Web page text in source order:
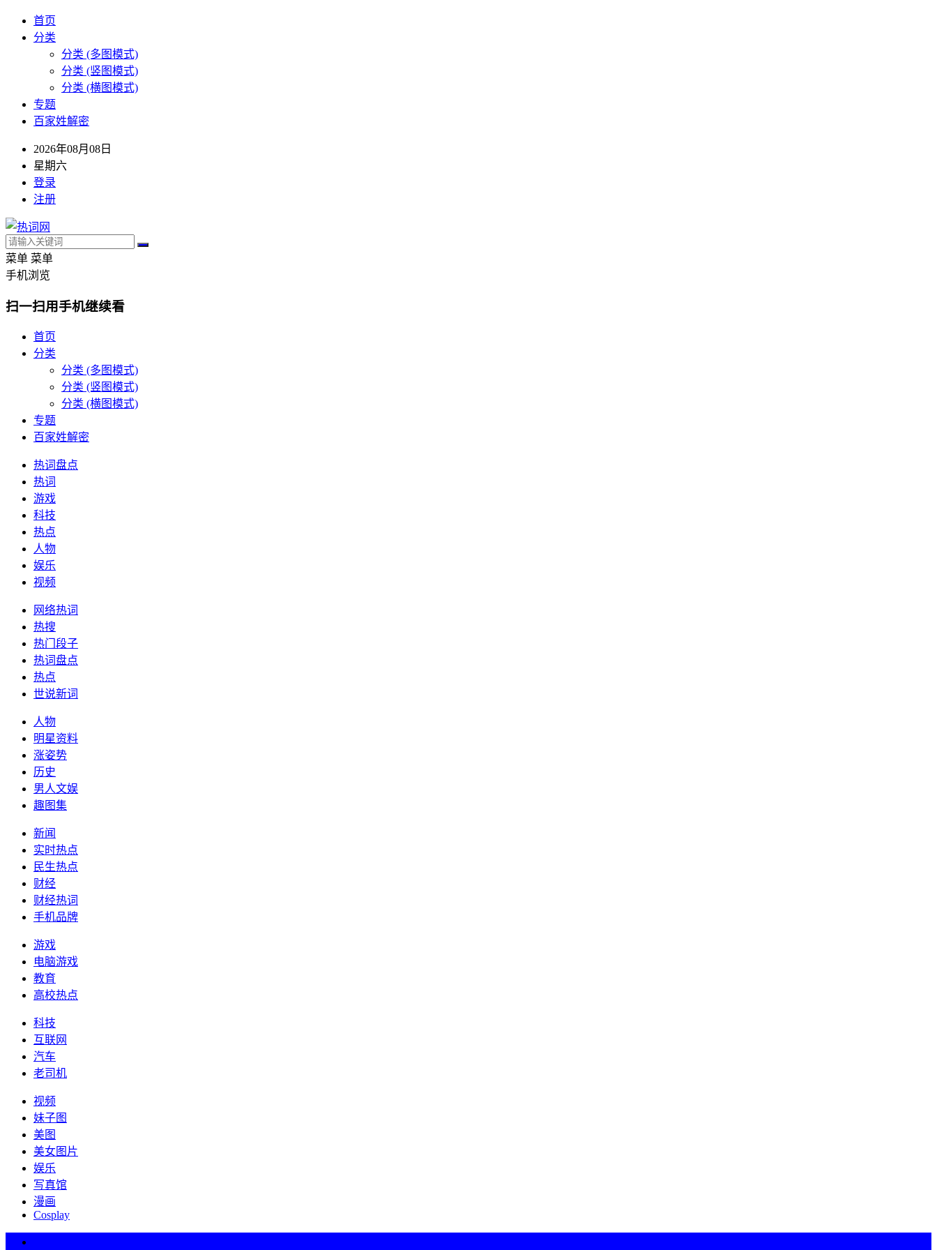
首页
分类
分类 (多图模式)
分类 (竖图模式)
分类 (横图模式)
专题
百家姓解密
2026年08月08日
星期六
登录
注册
菜单 菜单
手机浏览
扫一扫用手机继续看
首页
分类
分类 (多图模式)
分类 (竖图模式)
分类 (横图模式)
专题
百家姓解密
热词盘点
热词
游戏
科技
热点
人物
娱乐
视频
网络热词
热搜
热门段子
热词盘点
热点
世说新词
人物
明星资料
涨姿势
历史
男人文娱
趣图集
新闻
实时热点
民生热点
财经
财经热词
手机品牌
游戏
电脑游戏
教育
高校热点
科技
互联网
汽车
老司机
视频
妹子图
美图
美女图片
娱乐
写真馆
漫画
Cosplay